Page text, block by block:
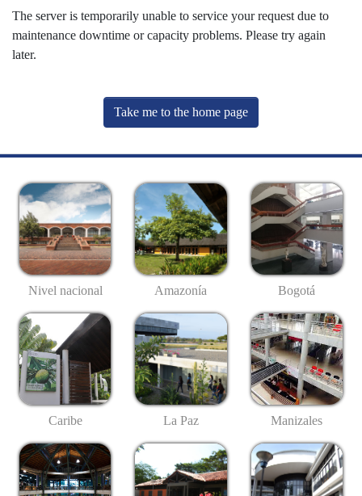
The server is temporarily unable to service your request due to
maintenance downtime or capacity problems. Please try again
later.
Take me to the home page
Nivel nacional Amazonía Bogotá
Caribe La Paz Manizales